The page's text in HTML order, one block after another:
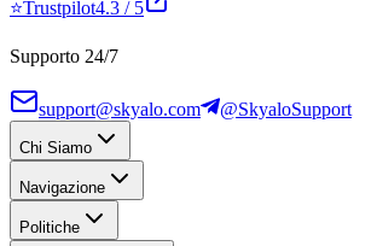
⭐Trustpilot4.3 / 5
Supporto 24/7
support@skyalo.com @SkyaloSupport
Chi Siamo
Navigazione
Politiche